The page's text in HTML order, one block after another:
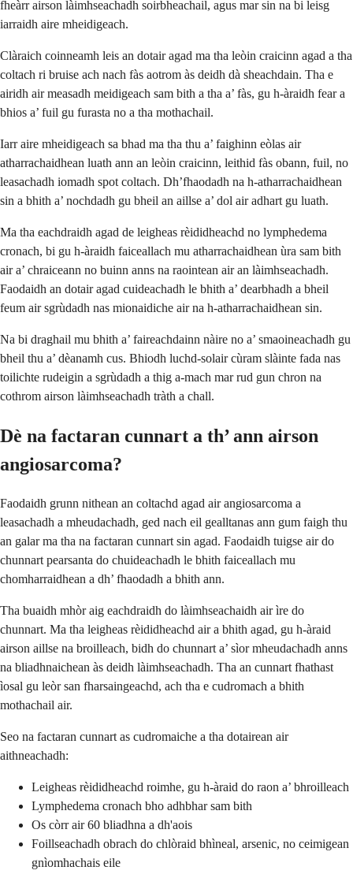
fheàrr airson làimhseachadh soirbheachail, agus mar sin na bi leisg
iarraidh aire mheidigeach.
Clàraich coinneamh leis an dotair agad ma tha leòin craicinn agad a tha
coltach ri bruise ach nach fàs aotrom às deidh dà sheachdain. Tha e
airidh air measadh meidigeach sam bith a tha a’ fàs, gu h-àraidh fear a
bhios a’ fuil gu furasta no a tha mothachail.
Iarr aire mheidigeach sa bhad ma tha thu a’ faighinn eòlas air
atharrachaidhean luath ann an leòin craicinn, leithid fàs obann, fuil, no
leasachadh iomadh spot coltach. Dh’fhaodadh na h-atharrachaidhean
sin a bhith a’ nochdadh gu bheil an aillse a’ dol air adhart gu luath.
Ma tha eachdraidh agad de leigheas rèididheachd no lymphedema
cronach, bi gu h-àraidh faiceallach mu atharrachaidhean ùra sam bith
air a’ chraiceann no buinn anns na raointean air an làimhseachadh.
Faodaidh an dotair agad cuideachadh le bhith a’ dearbhadh a bheil
feum air sgrùdadh nas mionaidiche air na h-atharrachaidhean sin.
Na bi draghail mu bhith a’ faireachdainn nàire no a’ smaoineachadh gu
bheil thu a’ dèanamh cus. Bhiodh luchd-solair cùram slàinte fada nas
toilichte rudeigin a sgrùdadh a thig a-mach mar rud gun chron na
cothrom airson làimhseachadh tràth a chall.
Dè na factaran cunnart a th’ ann airson
angiosarcoma?
Faodaidh grunn nithean an coltachd agad air angiosarcoma a
leasachadh a mheudachadh, ged nach eil gealltanas ann gum faigh thu
an galar ma tha na factaran cunnart sin agad. Faodaidh tuigse air do
chunnart pearsanta do chuideachadh le bhith faiceallach mu
chomharraidhean a dh’ fhaodadh a bhith ann.
Tha buaidh mhòr aig eachdraidh do làimhseachaidh air ìre do
chunnart. Ma tha leigheas rèididheachd air a bhith agad, gu h-àraid
airson aillse na broilleach, bidh do chunnart a’ sìor mheudachadh anns
na bliadhnaichean às deidh làimhseachadh. Tha an cunnart fhathast
ìosal gu leòr san fharsaingeachd, ach tha e cudromach a bhith
mothachail air.
Seo na factaran cunnart as cudromaiche a tha dotairean air
aithneachadh:
Leigheas rèididheachd roimhe, gu h-àraid do raon a’ bhroilleach
Lymphedema cronach bho adhbhar sam bith
Os còrr air 60 bliadhna a dh'aois
Foillseachadh obrach do chlòraid bhìneal, arsenic, no ceimigean
gnìomhachais eile